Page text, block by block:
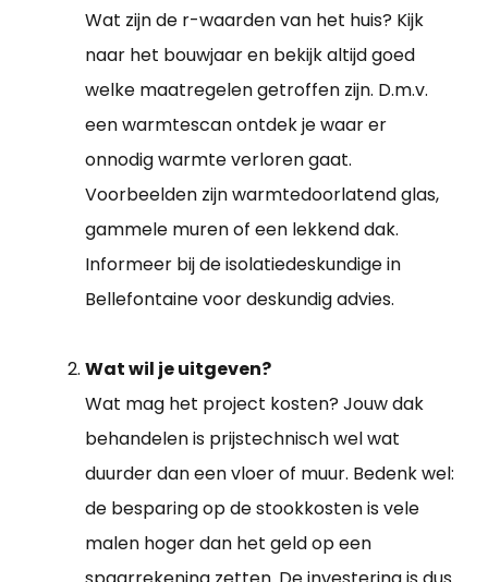
Wat zijn de r-waarden van het huis? Kijk
naar het bouwjaar en bekijk altijd goed
welke maatregelen getroffen zijn. D.m.v.
een warmtescan ontdek je waar er
onnodig warmte verloren gaat.
Voorbeelden zijn warmtedoorlatend glas,
gammele muren of een lekkend dak.
Informeer bij de isolatiedeskundige in
Bellefontaine voor deskundig advies.
Wat wil je uitgeven?
Wat mag het project kosten? Jouw dak
behandelen is prijstechnisch wel wat
duurder dan een vloer of muur. Bedenk wel:
de besparing op de stookkosten is vele
malen hoger dan het geld op een